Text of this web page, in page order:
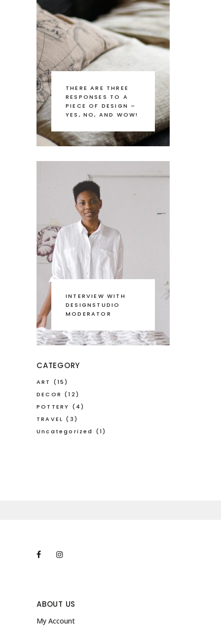
THERE ARE THREE
RESPONSES TO A
PIECE OF DESIGN –
YES, NO, AND WOW!
INTERVIEW WITH
DESIGNSTUDIO
MODERATOR
CATEGORY
ART
(15)
DECOR (12)
POTTERY (4)
TRAVEL (3)
Uncategorized
(1)
ABOUT US
My Account